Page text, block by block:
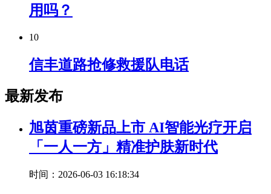
用吗？
10
信丰道路抢修救援队电话
最新发布
旭茵重磅新品上市 AI智能光疗开启
「一人一方」精准护肤新时代
时间：2026-06-03 16:18:34